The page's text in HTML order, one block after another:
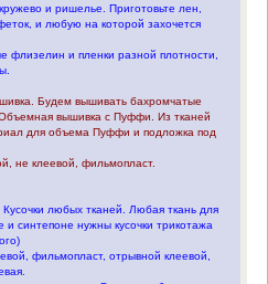
и ришелье. Приготовьте лен,
и любую на которой захочется
флизелин и пленки разной плотности,
Будем вышивать бахромчатые
вышивка с Пуффи. Из тканей
для объема Пуффи и подложка под
не клеевой, фильмопласт.
любых тканей. Любая ткань для
синтепоне нужны кусочки трикотажа
фильмопласт, отрывной клеевой,